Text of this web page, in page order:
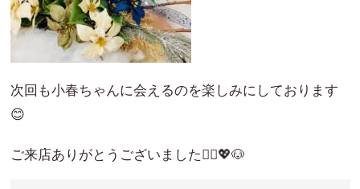
次回も小春ちゃんに会えるのを楽しみにしております
😊
ご来店ありがとうございました🙇‍♀️💖🐶